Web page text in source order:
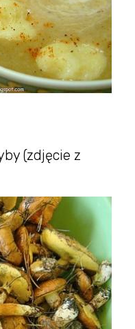
(zdjęcie z